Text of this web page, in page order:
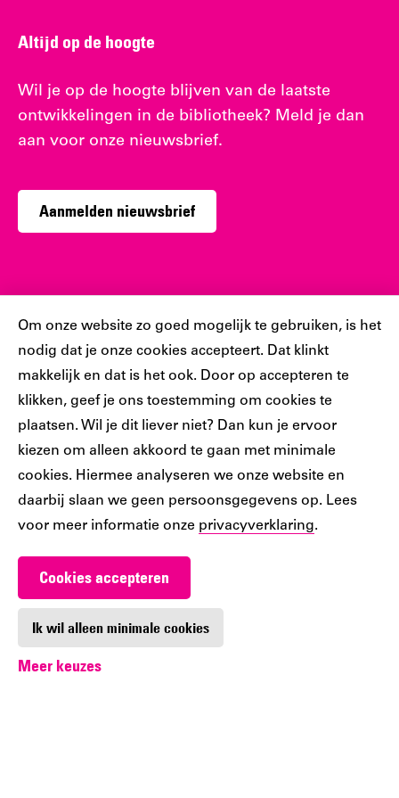
Cookiebar
Om onze website zo goed mogelijk te gebruiken, is het
nodig dat je onze cookies accepteert. Dat klinkt
makkelijk en dat is het ook. Door op accepteren te
klikken, geef je ons toestemming om cookies te
plaatsen. Wil je dit liever niet? Dan kun je ervoor
kiezen om alleen akkoord te gaan met minimale
cookies. Hiermee analyseren we onze website en
daarbij slaan we geen persoonsgegevens op. Lees
voor meer informatie onze privacyverklaring.
Cookies accepteren
Ik wil alleen minimale cookies
Meer keuzes
Altijd op de hoogte
Wil je op de hoogte blijven van de laatste
ontwikkelingen in de bibliotheek? Meld je dan
aan voor onze nieuwsbrief.
Aanmelden nieuwsbrief
Sociaal
Volg jij ons al?
Ons
account
Ons
account
Ons
Instagram
account
Ons
account
Ons
account
Werken bij De Nieuwe Bibliotheek
Digitoegankelijkheid